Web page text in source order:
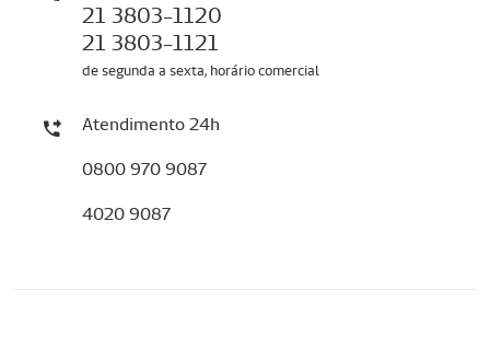
21 3803-1120
21 3803-1121
de segunda a sexta, horário comercial
Atendimento 24h
0800 970 9087
4020 9087